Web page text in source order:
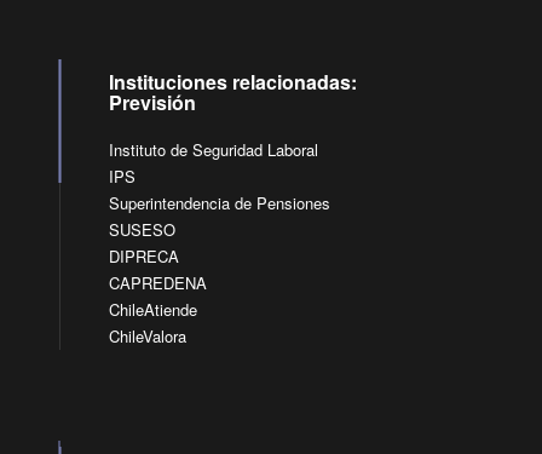
Instituciones relacionadas:
Previsión
Instituto de Seguridad Laboral
IPS
Superintendencia de Pensiones
SUSESO
DIPRECA
CAPREDENA
ChileAtiende
ChileValora